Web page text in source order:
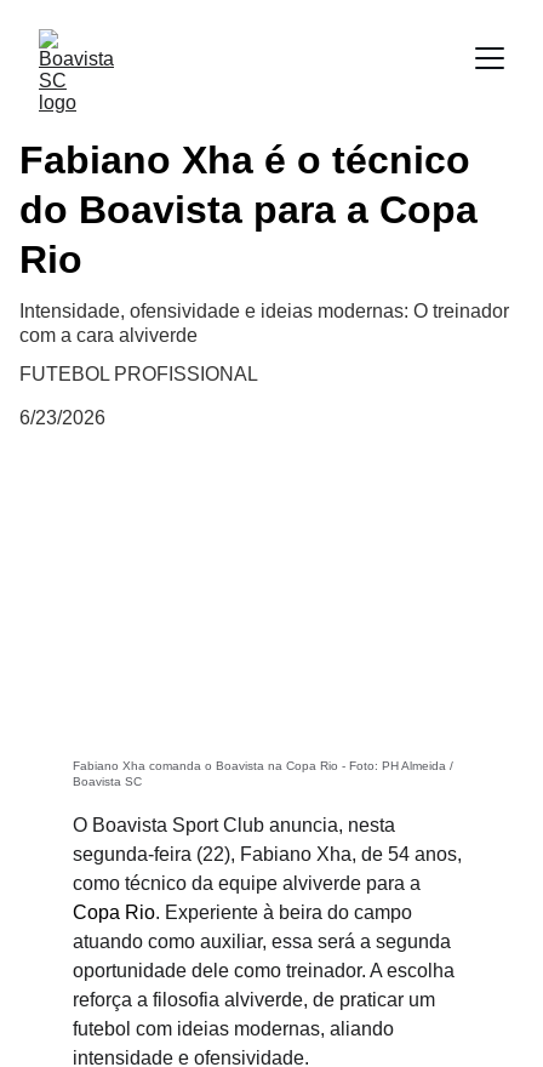
Fabiano Xha é o técnico
do Boavista para a Copa
Rio
Intensidade, ofensividade e ideias modernas: O treinador
com a cara alviverde
FUTEBOL PROFISSIONAL
6/23/2026
Fabiano Xha comanda o Boavista na Copa Rio - Foto: PH Almeida /
Boavista SC
O Boavista Sport Club anuncia, nesta
segunda-feira (22), Fabiano Xha, de 54 anos,
como técnico da equipe alviverde para a
Copa Rio. Experiente à beira do campo
atuando como auxiliar, essa será a segunda
oportunidade dele como treinador. A escolha
reforça a filosofia alviverde, de praticar um
futebol com ideias modernas, aliando
intensidade e ofensividade.